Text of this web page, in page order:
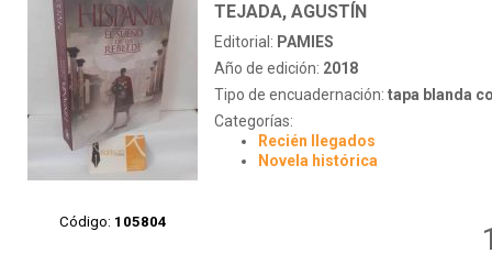
Código: 105804
TEJADA, AGUSTÍN
Editorial: PAMIES
Año de edición: 2018
Tipo de encuadernación: tapa blanda
Categorías:
Recién llegados
Novela histórica